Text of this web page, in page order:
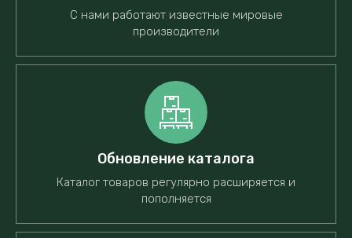
С нами работают известные мировые
производители
Обновление каталога
Каталог товаров регулярно расширяется и
пополняется